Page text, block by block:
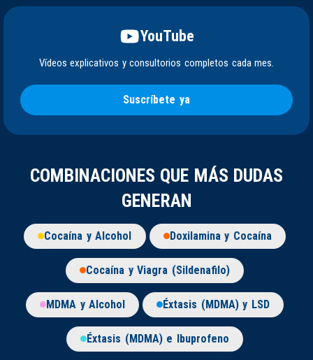
YouTube
Vídeos explicativos y consultorios completos cada mes.
Suscríbete ya
COMBINACIONES QUE MÁS DUDAS
GENERAN
Cocaína y Alcohol Doxilamina y Cocaína
Cocaína y Viagra (Sildenafilo)
MDMA y Alcohol Éxtasis (MDMA) y LSD
Éxtasis (MDMA) e Ibuprofeno